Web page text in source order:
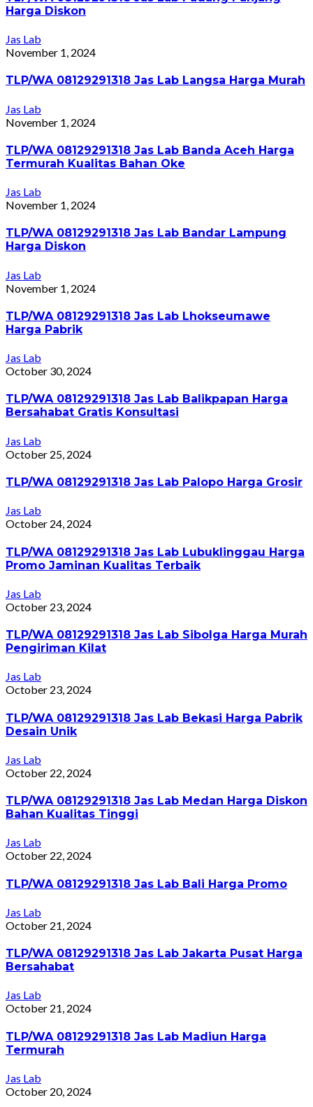
Harga Diskon
Jas Lab
November 1, 2024
TLP/WA 08129291318 Jas Lab Langsa Harga Murah
Jas Lab
November 1, 2024
TLP/WA 08129291318 Jas Lab Banda Aceh Harga
Termurah Kualitas Bahan Oke
Jas Lab
November 1, 2024
TLP/WA 08129291318 Jas Lab Bandar Lampung
Harga Diskon
Jas Lab
November 1, 2024
TLP/WA 08129291318 Jas Lab Lhokseumawe
Harga Pabrik
Jas Lab
October 30, 2024
TLP/WA 08129291318 Jas Lab Balikpapan Harga
Bersahabat Gratis Konsultasi
Jas Lab
October 25, 2024
TLP/WA 08129291318 Jas Lab Palopo Harga Grosir
Jas Lab
October 24, 2024
TLP/WA 08129291318 Jas Lab Lubuklinggau Harga
Promo Jaminan Kualitas Terbaik
Jas Lab
October 23, 2024
TLP/WA 08129291318 Jas Lab Sibolga Harga Murah
Pengiriman Kilat
Jas Lab
October 23, 2024
TLP/WA 08129291318 Jas Lab Bekasi Harga Pabrik
Desain Unik
Jas Lab
October 22, 2024
TLP/WA 08129291318 Jas Lab Medan Harga Diskon
Bahan Kualitas Tinggi
Jas Lab
October 22, 2024
TLP/WA 08129291318 Jas Lab Bali Harga Promo
Jas Lab
October 21, 2024
TLP/WA 08129291318 Jas Lab Jakarta Pusat Harga
Bersahabat
Jas Lab
October 21, 2024
TLP/WA 08129291318 Jas Lab Madiun Harga
Termurah
Jas Lab
October 20, 2024